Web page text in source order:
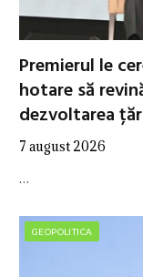
Premierul le
hotare să
dezvoltarea
7 august 2026
…
GEOPOLITICA